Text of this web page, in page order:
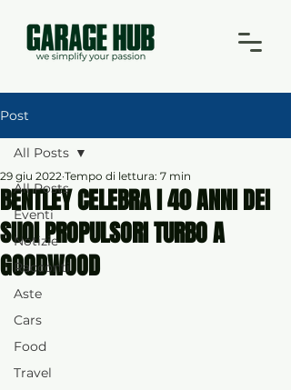
Post
All Posts
Eventi
Notizie
Racconti
Aste
Cars
Food
Travel
All Posts
BENTLEY CELEBRA I 40 ANNI DEI
SUOI PROPULSORI TURBO A
GOODWOOD
29 giu 2022 Tempo di lettura: 7 min